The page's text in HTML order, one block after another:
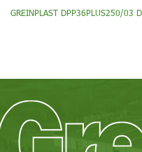
GREINPLAST DPP36PLUS250/03